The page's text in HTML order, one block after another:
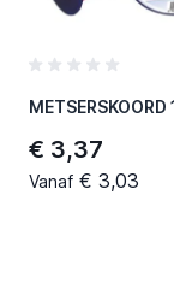
€ 3,37
Vanaf € 3,03